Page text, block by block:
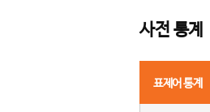
사전 통계
표제어 통계